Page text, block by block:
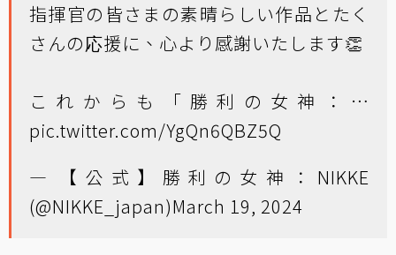
指揮官の皆さまの素晴らしい作品とたく
さんの応援に、心より感謝いたします👏
これからも「勝利の女神：…
pic.twitter.com/YgQn6QBZ5Q
— 【公式】勝利の女神：NIKKE
(@NIKKE_japan)March 19, 2024